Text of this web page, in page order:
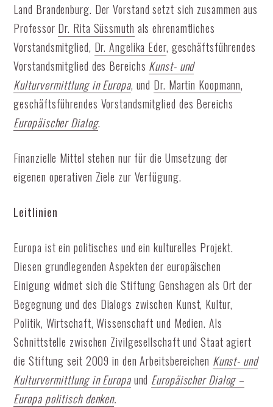
Land Brandenburg. Der Vorstand setzt sich zusammen aus
Professor Dr. Rita Süssmuth als ehrenamtliches
Vorstandsmitglied, Dr. Angelika Eder, geschäftsführendes
Vorstandsmitglied des Bereichs Kunst- und
Kulturvermittlung in Europa, und Dr. Martin Koopmann,
geschäftsführendes Vorstandsmitglied des Bereichs
Europäischer Dialog.
Finanzielle Mittel stehen nur für die Umsetzung der
eigenen operativen Ziele zur Verfügung.
Leitlinien
Europa ist ein politisches und ein kulturelles Projekt.
Diesen grundlegenden Aspekten der europäischen
Einigung widmet sich die Stiftung Genshagen als Ort der
Begegnung und des Dialogs zwischen Kunst, Kultur,
Politik, Wirtschaft, Wissenschaft und Medien. Als
Schnittstelle zwischen Zivilgesellschaft und Staat agiert
die Stiftung seit 2009 in den Arbeitsbereichen Kunst- und
Kulturvermittlung in Europaund Europäischer Dialog –
Europa politisch denken.